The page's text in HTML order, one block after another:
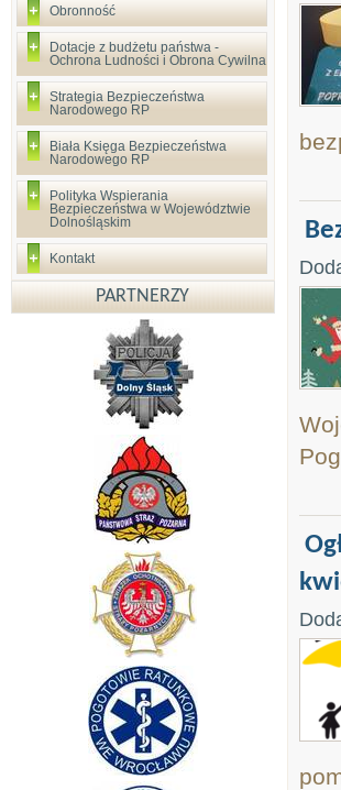
Obronność
Dotacje z budżetu państwa -
Ochrona Ludności i Obrona Cywilna
Strategia Bezpieczeństwa
Narodowego RP
Biała Księga Bezpieczeństwa
Narodowego RP
Polityka Wspierania
Bezpieczeństwa w Województwie
Dolnośląskim
Kontakt
PARTNERZY